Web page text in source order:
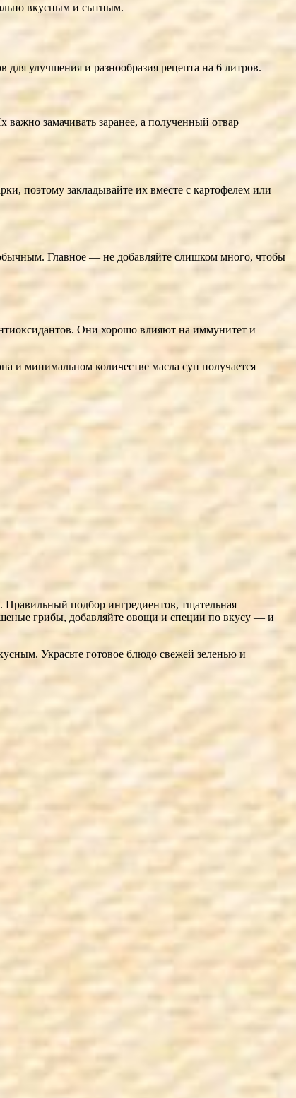
вкусным и сытным.
улучшения и разнообразия рецепта на 6 литров.
замачивать заранее, а полученный отвар
поэтому закладывайте их вместе с картофелем или
Главное — не добавляйте слишком много, чтобы
Они хорошо влияют на иммунитет и
и минимальном количестве масла суп получается
подбор ингредиентов, тщательная
грибы, добавляйте овощи и специи по вкусу — и
Украсьте готовое блюдо свежей зеленью и